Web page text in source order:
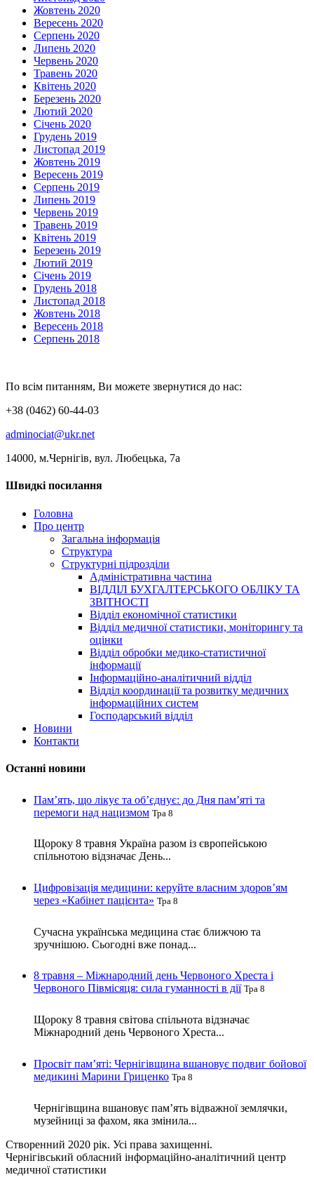
Жовтень 2020
Вересень 2020
Серпень 2020
Липень 2020
Червень 2020
Травень 2020
Квітень 2020
Березень 2020
Лютий 2020
Січень 2020
Грудень 2019
Листопад 2019
Жовтень 2019
Вересень 2019
Серпень 2019
Липень 2019
Червень 2019
Травень 2019
Квітень 2019
Березень 2019
Лютий 2019
Січень 2019
Грудень 2018
Листопад 2018
Жовтень 2018
Вересень 2018
Серпень 2018
По всім питанням, Ви можете звернутися до нас:
+38 (0462) 60-44-03
adminociat@ukr.net
14000, м.Чернігів, вул. Любецька, 7а
Швидкі посилання
Головна
Про центр
Загальна інформація
Структура
Структурні підрозділи
Адміністративна частина
ВІДДІЛ БУХГАЛТЕРСЬКОГО ОБЛІКУ ТА
ЗВІТНОСТІ
Відділ економічної статистики
Відділ медичної статистики, моніторингу та
оцінки
Відділ обробки медико-статистичної
інформації
Інформаційно-аналітичний відділ
Відділ координації та розвитку медичних
інформаційних систем
Господарський відділ
Новини
Контакти
Останні новини
Пам’ять, що лікує та об’єднує: до Дня пам’яті та
перемоги над нацизмом Тра 8
Щороку 8 травня Україна разом із європейською
спільнотою відзначає День...
Цифровізація медицини: керуйте власним здоров’ям
через «Кабінет пацієнта» Тра 8
Сучасна українська медицина стає ближчою та
зручнішою. Сьогодні вже понад...
8 травня – Міжнародний день Червоного Хреста і
Червоного Півмісяця: сила гуманності в дії Тра 8
Щороку 8 травня світова спільнота відзначає
Міжнародний день Червоного Хреста...
Просвіт пам’яті: Чернігівщина вшановує подвиг бойової
медикині Марини Гриценко Тра 8
Чернігівщина вшановує пам’ять відважної землячки,
музейниці за фахом, яка змінила...
Створенний 2020 рік. Усі права захищенні.
Чернігівський обласний інформаційно-аналітичний центр
медичної статистики